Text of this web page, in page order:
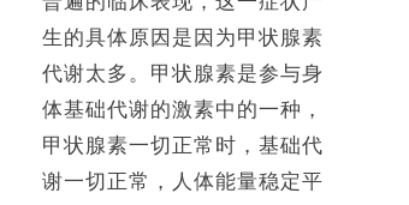
生的具体原因是因为甲状腺素
代谢太多。甲状腺素是参与身
体基础代谢的激素中的一种，
甲状腺素一切正常时，基础代
谢一切正常，人体能量稳定平